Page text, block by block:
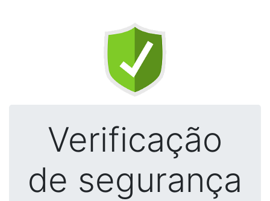
Verificação
de segurança